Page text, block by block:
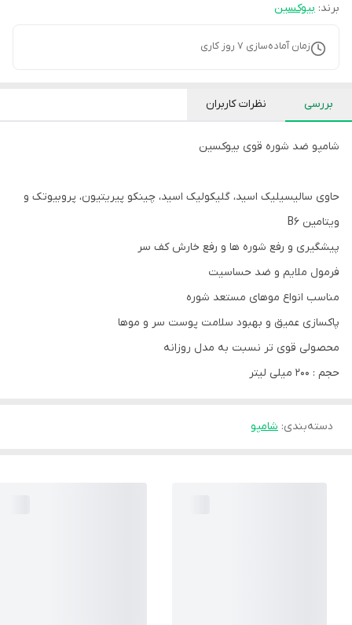
برند: بیوکسین
زمان آماده‌سازی 7 روز کاری
بررسی نظرات کاربران
شامپو ضد شوره قوی بیوکسین
حاوی سالیسیلیک اسید، گلیکولیک اسید، چینکو پیریتیون، پروبیوتک و
ویتامین B6
پیشگیری و رفع شوره ها و رفع خارش کف سر
فرمول ملایم و ضد حساسیت
مناسب انواع موهای مستعد شوره
پاکسازی عمیق و بهبود سلامت پوست سر و موها
محصولی قوی تر نسبت به مدل روزانه
حجم : 200 میلی لیتر
دسته‌بندی: شامپو